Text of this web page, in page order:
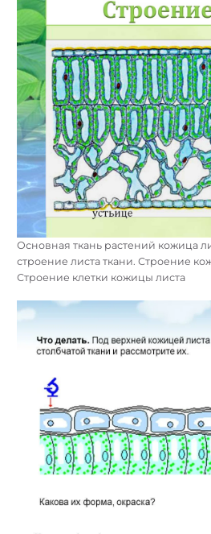
Основная ткань растений кожица
строение листа ткани. Строение
Строение клетки кожицы листа